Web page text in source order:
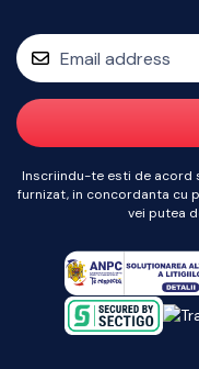
Inscriindu-te esti de acord
furnizat, in concordanta cu
vei putea